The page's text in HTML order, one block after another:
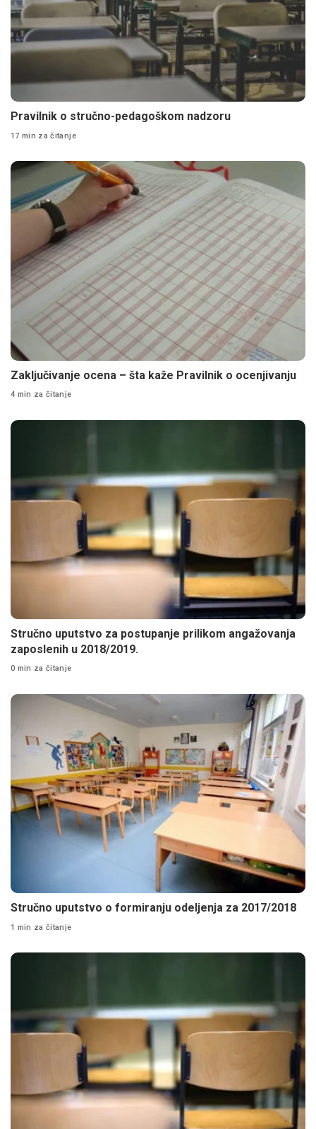
Pravilnik o stručno-pedagoškom nadzoru
17 min za čitanje
Zaključivanje ocena – šta kaže Pravilnik o ocenjivanju
4 min za čitanje
Stručno uputstvo za postupanje prilikom angažovanja
zaposlenih u 2018/2019.
0 min za čitanje
Stručno uputstvo o formiranju odeljenja za 2017/2018
1 min za čitanje